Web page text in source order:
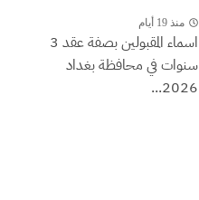
منذ 19 أيام
اسماء المقبولين بصفة عقد 3
سنوات في محافظة بغداد
2026...